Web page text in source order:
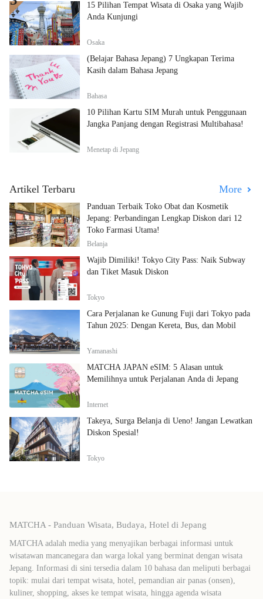
15 Pilihan Tempat Wisata di Osaka yang Wajib
Anda Kunjungi
Osaka
(Belajar Bahasa Jepang) 7 Ungkapan Terima
Kasih dalam Bahasa Jepang
Bahasa
10 Pilihan Kartu SIM Murah untuk Penggunaan
Jangka Panjang dengan Registrasi Multibahasa!
Menetap di Jepang
Artikel Terbaru More
Panduan Terbaik Toko Obat dan Kosmetik
Jepang: Perbandingan Lengkap Diskon dari 12
Toko Farmasi Utama!
Belanja
Wajib Dimiliki! Tokyo City Pass: Naik Subway
dan Tiket Masuk Diskon
Tokyo
Cara Perjalanan ke Gunung Fuji dari Tokyo pada
Tahun 2025: Dengan Kereta, Bus, dan Mobil
Yamanashi
MATCHA JAPAN eSIM: 5 Alasan untuk
Memilihnya untuk Perjalanan Anda di Jepang
Internet
Takeya, Surga Belanja di Ueno! Jangan Lewatkan
Diskon Spesial!
Tokyo
MATCHA - Panduan Wisata, Budaya, Hotel di Jepang
MATCHA adalah media yang menyajikan berbagai informasi untuk
wisatawan mancanegara dan warga lokal yang berminat dengan wisata
Jepang. Informasi di sini tersedia dalam 10 bahasa dan meliputi berbagai
topik: mulai dari tempat wisata, hotel, pemandian air panas (onsen),
kuliner, shopping, akses ke tempat wisata, hingga agenda wisata